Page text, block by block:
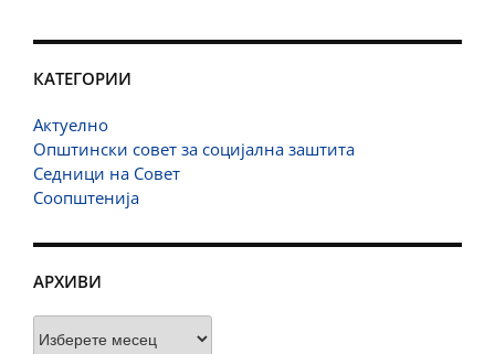
КАТЕГОРИИ
Актуелно
Општински совет за социјална заштита
Седници на Совет
Соопштенија
АРХИВИ